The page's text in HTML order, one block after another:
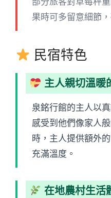
果時可多留意細節
民宿特色
主人親切溫暖
泉銘行館的主人以
感受到他們像家人
時，主人提供額外
充滿溫度。
在地農村生活